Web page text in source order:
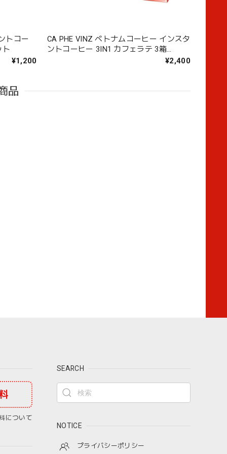
トコー
ト
¥1,200
CA PHE VINZ ベトナムコーヒー インスタ
ントコーヒー 3IN1 カフェラテ 3箱
¥2,400
品
について
SEARCH
NOTICE
プライバシーポリシー